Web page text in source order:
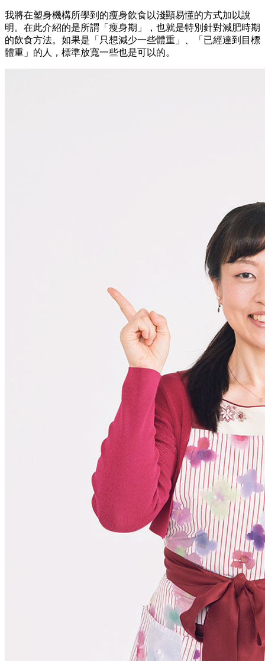
我將在塑身機構所學到的瘦身飲食以淺顯易懂的方式加以說
明。在此介紹的是所謂「瘦身期」，也就是特別針對減肥時期
的飲食方法。如果是「只想減少一些體重」、「已經達到目標
體重」的人，標準放寬一些也是可以的。